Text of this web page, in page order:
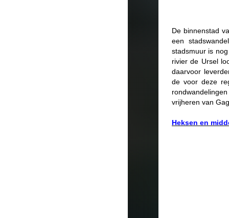
De binnenstad
een
stadsmuur is
rivier de Ursel
daarvoor
de voor deze
vrijheren van
Heksen en